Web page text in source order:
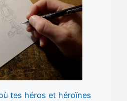
tes héros et héroïnes